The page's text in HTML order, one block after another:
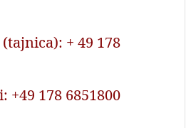
+ 49 178
+49 178 6851800